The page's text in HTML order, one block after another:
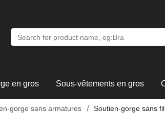
en gros Sous-vêtements en gros
gorge sans armatures Soutien-gorge sans